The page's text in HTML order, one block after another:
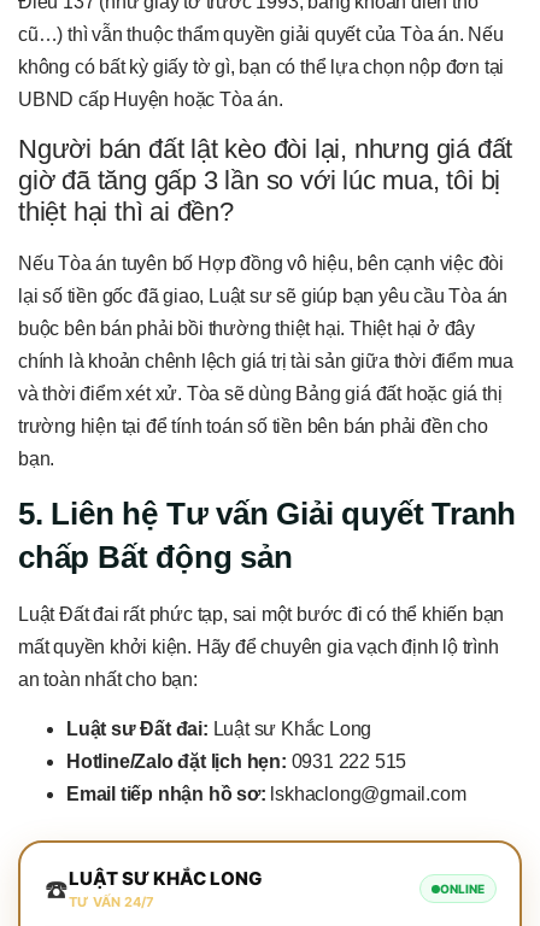
cũ…) thì vẫn thuộc thẩm quyền giải quyết của Tòa án. Nếu
không có bất kỳ giấy tờ gì, bạn có thể lựa chọn nộp đơn tại
UBND cấp Huyện hoặc Tòa án.
Người bán đất lật kèo đòi lại, nhưng giá đất
giờ đã tăng gấp 3 lần so với lúc mua, tôi bị
thiệt hại thì ai đền?
Nếu Tòa án tuyên bố Hợp đồng vô hiệu, bên cạnh việc đòi
lại số tiền gốc đã giao, Luật sư sẽ giúp bạn yêu cầu Tòa án
buộc bên bán phải bồi thường thiệt hại. Thiệt hại ở đây
chính là khoản chênh lệch giá trị tài sản giữa thời điểm mua
và thời điểm xét xử. Tòa sẽ dùng Bảng giá đất hoặc giá thị
trường hiện tại để tính toán số tiền bên bán phải đền cho
bạn.
5. Liên hệ Tư vấn Giải quyết Tranh
chấp Bất động sản
Luật Đất đai rất phức tạp, sai một bước đi có thể khiến bạn
mất quyền khởi kiện. Hãy để chuyên gia vạch định lộ trình
an toàn nhất cho bạn:
Luật sư Đất đai: Luật sư Khắc Long
Hotline/Zalo đặt lịch hẹn: 0931 222 515
Email tiếp nhận hồ sơ: lskhaclong@gmail.com
☎️LUẬT SƯ KHẮC LONG
TƯ VẤN 24/7
ONLINE